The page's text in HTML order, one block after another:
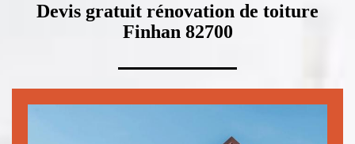
Devis gratuit rénovation de toiture
Finhan 82700